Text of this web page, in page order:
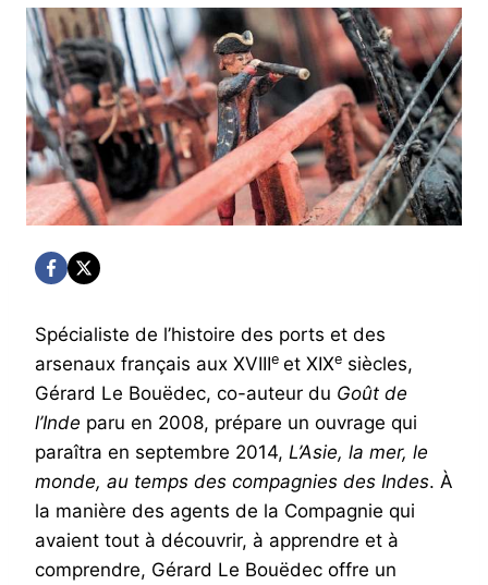
Spécialiste de l’histoire des ports et des
arsenaux français aux XVIIIe et XIXe siècles,
Gérard Le Bouëdec, co-auteur du Goût de
l’Inde paru en 2008, prépare un ouvrage qui
paraîtra en septembre 2014, L’Asie, la mer, le
monde, au temps des compagnies des Indes. À
la manière des agents de la Compagnie qui
avaient tout à découvrir, à apprendre et à
comprendre, Gérard Le Bouëdec offre un